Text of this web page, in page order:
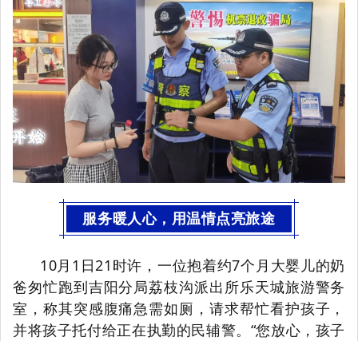
服务暖人心，用温情点亮旅途
10月1日21时许，一位抱着约7个月大婴儿的奶
爸匆忙跑到吉阳分局荔枝沟派出所乐天城旅游警务
室，称其突感腹痛急需如厕，请求帮忙看护孩子，
并将孩子托付给正在执勤的民辅警。“您放心，孩子